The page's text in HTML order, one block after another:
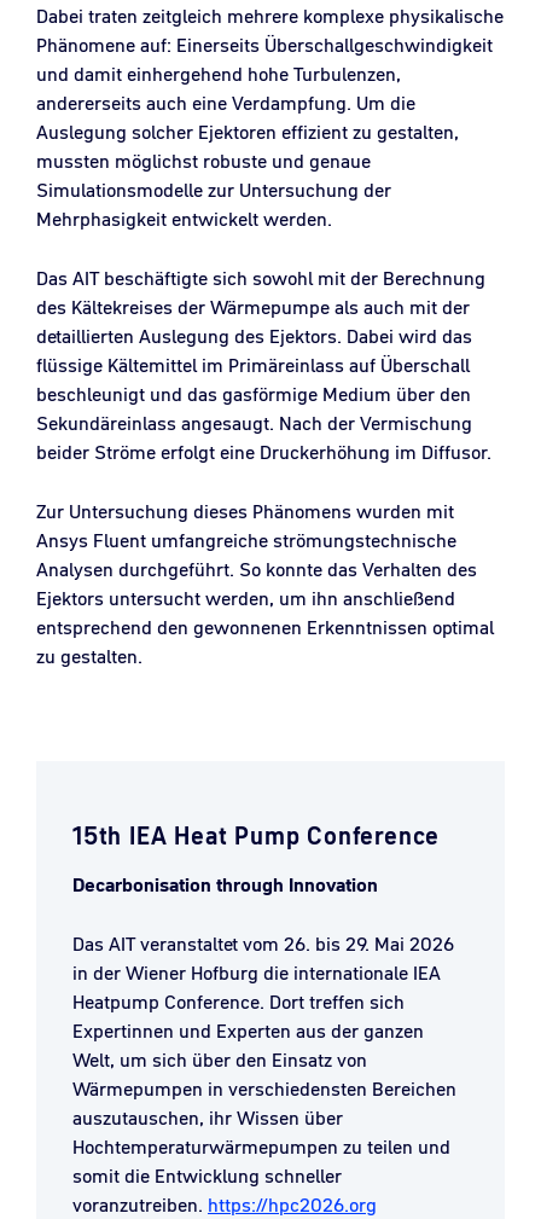
Dabei traten zeitgleich mehrere komplexe physikalische
Phänomene auf: Einerseits Überschallgeschwindigkeit
und damit einhergehend hohe Turbulenzen,
andererseits auch eine Verdampfung. Um die
Auslegung solcher Ejektoren effizient zu gestalten,
mussten möglichst robuste und genaue
Simulationsmodelle zur Untersuchung der
Mehrphasigkeit entwickelt werden.
Das AIT beschäftigte sich sowohl mit der Berechnung
des Kältekreises der Wärmepumpe als auch mit der
detaillierten Auslegung des Ejektors. Dabei wird das
flüssige Kältemittel im Primäreinlass auf Überschall
beschleunigt und das gasförmige Medium über den
Sekundäreinlass angesaugt. Nach der Vermischung
beider Ströme erfolgt eine Druckerhöhung im Diffusor.
Zur Untersuchung dieses Phänomens wurden mit
Ansys Fluent umfangreiche strömungstechnische
Analysen durchgeführt. So konnte das Verhalten des
Ejektors untersucht werden, um ihn anschließend
entsprechend den gewonnenen Erkenntnissen optimal
zu gestalten.
15th IEA Heat Pump Conference
Decarbonisation through Innovation
Das AIT veranstaltet vom 26. bis 29. Mai 2026
in der Wiener Hofburg die internationale IEA
Heatpump Conference. Dort treffen sich
Expertinnen und Experten aus der ganzen
Welt, um sich über den Einsatz von
Wärmepumpen in verschiedensten Bereichen
auszutauschen, ihr Wissen über
Hochtemperaturwärmepumpen zu teilen und
somit die Entwicklung schneller
voranzutreiben. https://hpc2026.org